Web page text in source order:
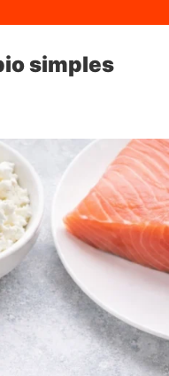
simples